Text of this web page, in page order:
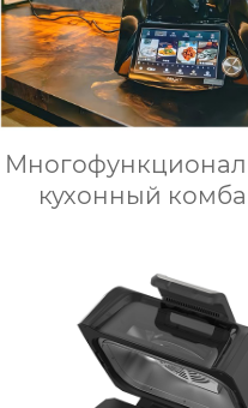
кухонный
Медленное